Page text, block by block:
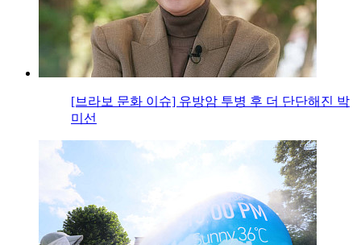
[브라보 문화 이슈] 유방암 투병 후 더 단단해진 박
미선